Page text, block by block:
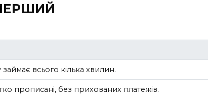
всього кілька хвилин.
прописані, без прихованих платежів.